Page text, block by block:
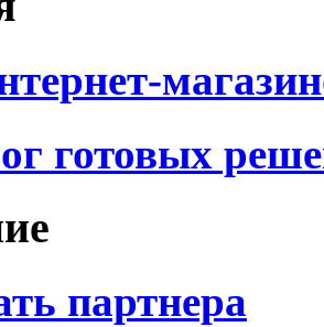
готовых
партнера